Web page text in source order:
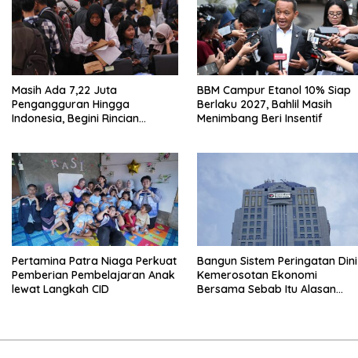
Masih Ada 7,22 Juta
Pengangguran Hingga
Indonesia, Begini Rincian
BBM Campur Etanol 10% Siap
Berlaku 2027, Bahlil Masih
Menimbang Beri Insentif
Pertamina Patra Niaga Perkuat
Pemberian Pembelajaran Anak
lewat Langkah CID
Bangun Sistem Peringatan Dini
Kemerosotan Ekonomi
Bersama Sebab Itu Alasan